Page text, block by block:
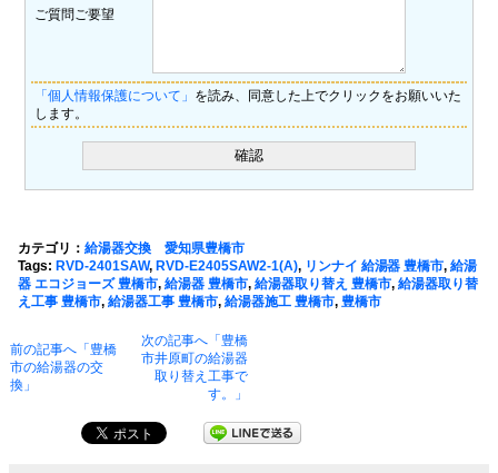
ご質問ご要望
「個人情報保護について」 を読み、同意した上でクリックをお願いいた
します。
カテゴリ： 給湯器交換 愛知県豊橋市
Tags: RVD-2401SAW, RVD-E2405SAW2-1(A), リンナイ 給湯器 豊橋市,給湯
器 エコジョーズ 豊橋市, 給湯器 豊橋市, 給湯器取り替え 豊橋市, 給湯器取り替
え工事 豊橋市, 給湯器工事 豊橋市, 給湯器施工 豊橋市, 豊橋市
前の記事へ「豊橋
市の給湯器の交
換」
次の記事へ「豊橋
市井原町の給湯器
取り替え工事で
す。」